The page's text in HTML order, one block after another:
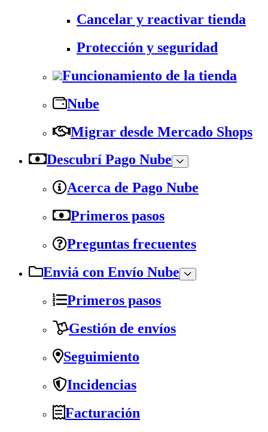
Cancelar y reactivar tienda
Protección y seguridad
Funcionamiento de la tienda
Nube
Migrar desde Mercado Shops
Descubrí Pago Nube
Acerca de Pago Nube
Primeros pasos
Preguntas frecuentes
Enviá con Envío Nube
Primeros pasos
Gestión de envíos
Seguimiento
Incidencias
Facturación